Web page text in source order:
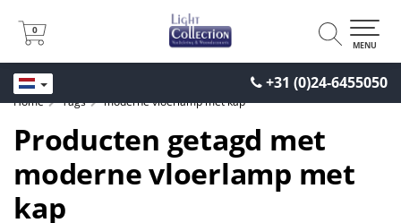
+31 (0)24-6455050
0
0
MENU
Home Tags moderne vloerlamp met kap
Producten getagd met
moderne vloerlamp met
kap